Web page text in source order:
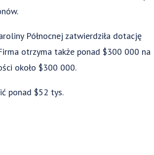
Północnej zatwierdziła dotację
otrzyma także ponad $300 000 na
około $300 000.
ponad $52 tys.